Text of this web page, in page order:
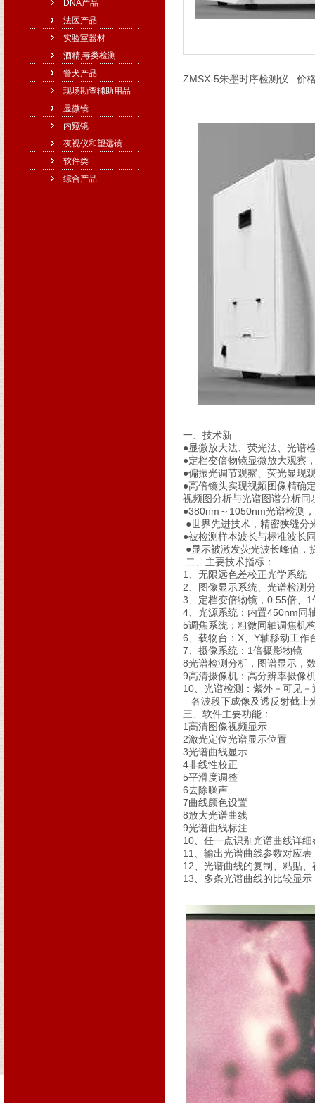
DNA产品
法医产品
实验室器材
酒精,毒类检测
警犬产品
现场勘查辅助用品
显微镜
内窥镜
夜视仪和望远镜
软件类
综合产品
ZMSX-5朱墨时序检测仪 价
一、技术新
●显微放大法、荧光法、光谱
●定档变倍物镜显微放大观察
●偏振光调节观察、荧光显现
●高倍镜头实现视频图像精确
视频图分析与光谱图谱分析同
●380nm～1050nm光谱检测
●世界先进技术，精密狭缝分
●被检测样本波长与标准波长
●显示被激发荧光波长峰值，
二、主要技术指标：
1、无限远色差校正光学系统
2、图像显示系统、光谱检测
3、定档变倍物镜，0.55倍、
4、光源系统：内置450nm同
5调焦系统：粗微同轴调焦机
6、载物台：X、Y轴移动工作
7、摄像系统：1倍摄影物镜
8光谱检测分析，图谱显示，
9高清摄像机：高分辨率摄像
10、光谱检测：紫外－可见
各波段下成像及透反射截止
三、软件主要功能：
1高清图像视频显示
2激光定位光谱显示位置
3光谱曲线显示
4非线性校正
5平滑度调整
6去除噪声
7曲线颜色设置
8放大光谱曲线
9光谱曲线标注
10、任一点识别光谱曲线详细
11、输出光谱曲线参数对应表
12、光谱曲线的复制、粘贴、
13、多条光谱曲线的比较显示